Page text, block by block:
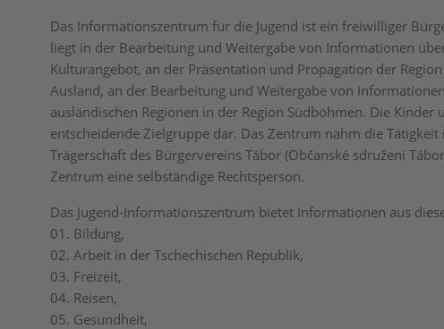
Das Informationszentrum für die Jugend ist ein freiwilliger
liegt in der Bearbeitung und Weitergabe von Informationen
Kulturangebot, an der Präsentation und Propagation der
Ausland, an der Bearbeitung und Weitergabe von
ausländischen Regionen in der Region Südböhmen. Die Kinder
entscheidende Zielgruppe dar. Das Zentrum nahm die
Trägerschaft des Bürgervereins Tábor (Občanské sdružení
Zentrum eine selbständige Rechtsperson.
Das Jugend-Informationszentrum bietet Informationen aus
01. Bildung,
02. Arbeit in der Tschechischen Republik,
03. Freizeit,
04. Reisen,
05. Gesundheit,